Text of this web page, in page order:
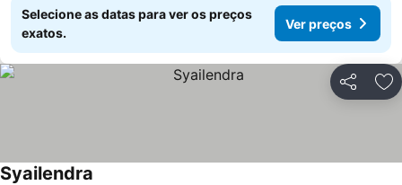
Selecione as datas para ver os preços
exatos.
Ver preços
Partilhar
Syailendra